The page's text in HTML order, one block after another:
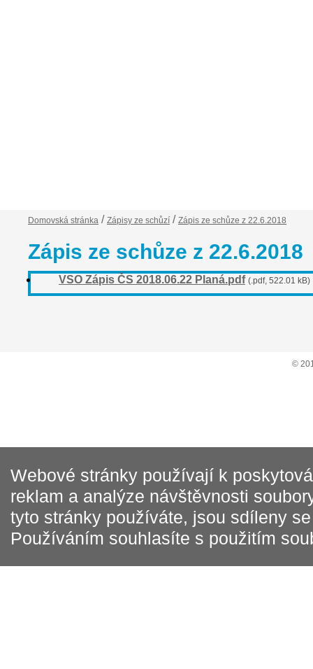
Domovská stránka / Zápisy ze schůzí / Zápis ze schůze z 22.6.2018
Zápis ze schůze z 22.6.2018
VSO Zápis ČS 2018.06.22 Planá.pdf (.pdf, 522.01 kB)
©
Webové stránky používají k
reklam a analýze návštěvnosti
tyto stránky používáte, jsou sdíleny
Používáním souhlasíte s použitím